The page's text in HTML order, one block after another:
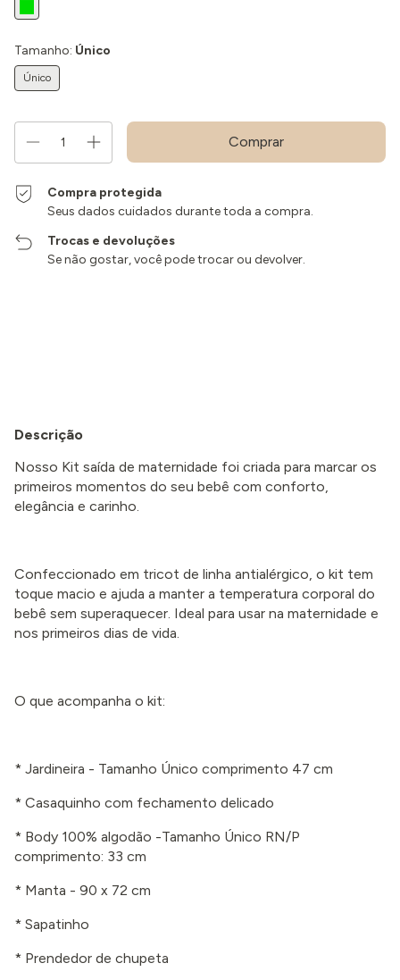
Tamanho: Único
Único
Compra protegida
Seus dados cuidados durante toda a compra.
Trocas e devoluções
Se não gostar, você pode trocar ou devolver.
Descrição
Nosso Kit saída de maternidade foi criada para marcar os
primeiros momentos do seu bebê com conforto,
elegância e carinho.
Confeccionado em tricot de linha antialérgico, o kit tem
toque macio e ajuda a manter a temperatura corporal do
bebê sem superaquecer. Ideal para usar na maternidade e
nos primeiros dias de vida.
O que acompanha o kit:
* Jardineira - Tamanho Único comprimento 47 cm
* Casaquinho com fechamento delicado
* Body 100% algodão -Tamanho Único RN/P
comprimento: 33 cm
* Manta - 90 x 72 cm
* Sapatinho
* Prendedor de chupeta